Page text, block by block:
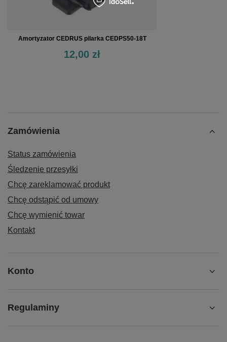
Amortyzator CEDRUS pilarka CEDPS50-18T
12,00 zł
Zamówienia
Status zamówienia
Śledzenie przesyłki
Chcę zareklamować produkt
Chcę odstąpić od umowy
Chcę wymienić towar
Kontakt
Konto
Regulaminy